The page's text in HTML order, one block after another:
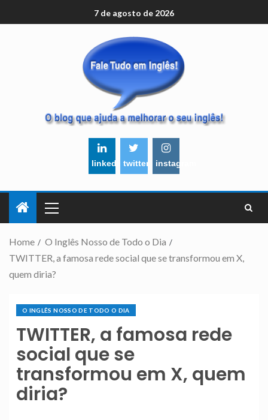
7 de agosto de 2026
linkedintwitter instagram
Home
O Inglês Nosso de Todo o Dia
TWITTER, a famosa rede social que se transformou em X,
quem diria?
O INGLÊS NOSSO DE TODO O DIA
TWITTER, a famosa rede
social que se
transformou em X, quem
diria?